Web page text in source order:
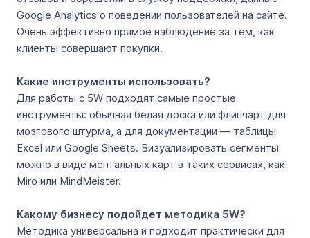
Google Analytics о поведении пользователей на сайте.
Очень эффективно прямое наблюдение за тем, как
клиенты совершают покупки.
Какие инструменты использовать?
Для работы с 5W подходят самые простые
инструменты: обычная белая доска или флипчарт для
мозгового штурма, а для документации — таблицы
Excel или Google Sheets. Визуализировать сегменты
можно в виде ментальных карт в таких сервисах, как
Miro или MindMeister.
Какому бизнесу подойдет методика 5W?
Методика универсальна и подходит практически для